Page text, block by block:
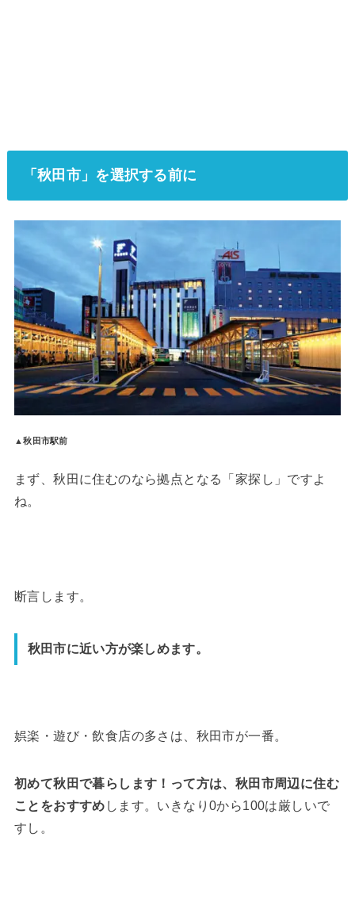
「秋田市」を選択する前に
▲秋田市駅前
まず、秋田に住むのなら拠点となる「家探し」ですよ
ね。
断言します。
秋田市に近い方が楽しめます。
娯楽・遊び・飲食店の多さは、秋田市が一番。
初めて秋田で暮らします！って方は、秋田市周辺に住む
ことをおすすめ します。いきなり0から100は厳しいで
すし。